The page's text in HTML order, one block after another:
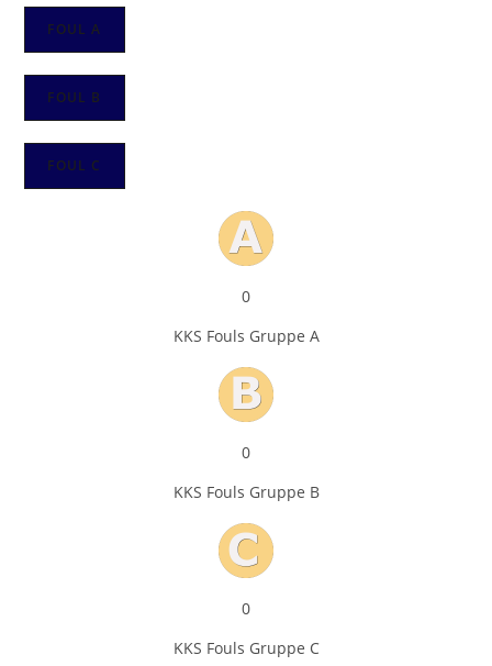
FOUL A
FOUL B
FOUL C
0
KKS Fouls Gruppe A
0
KKS Fouls Gruppe B
0
KKS Fouls Gruppe C